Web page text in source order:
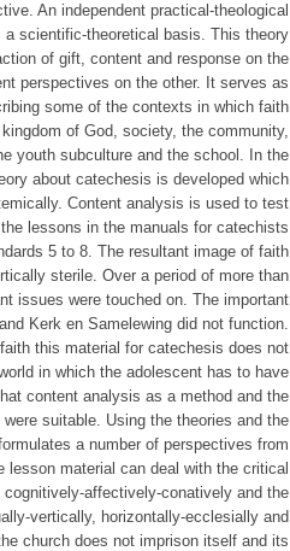
An independent practical-theological
scientific-theoretical basis. This theory
of gift, content and response on the
perspectives on the other. It serves as
some of the contexts in which faith
of God, society, the community,
youth subculture and the school. In the
about catechesis is developed which
Content analysis is used to test
lessons in the manuals for catechists
5 to 8. The resultant image of faith
sterile. Over a period of more than
issues were touched on. The important
Kerk en Samelewing did not function.
this material for catechesis does not
in which the adolescent has to have
content analysis as a method and the
suitable. Using the theories and the
a number of perspectives from
lesson material can deal with the critical
cognitively-affectively-conatively and the
vertically, horizontally-ecclesially and
church does not imprison itself and its